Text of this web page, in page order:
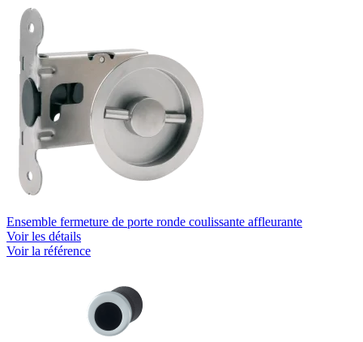
Ensemble fermeture de porte ronde coulissante affleurante
Voir les détails
Voir la référence